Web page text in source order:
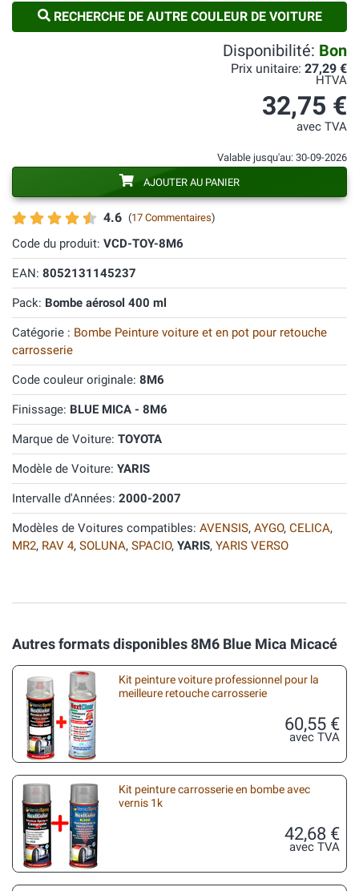
RECHERCHE DE AUTRE COULEUR DE VOITURE
4.6 (17 Commentaires)
Code du produit: VCD-TOY-8M6
EAN: 8052131145237
Pack: Bombe aérosol 400 ml
Catégorie : Bombe Peinture voiture et en pot pour retouche
carrosserie
Code couleur originale: 8M6
Finissage: BLUE MICA - 8M6
Marque de Voiture: TOYOTA
Modèle de Voiture: YARIS
Intervalle d'Années: 2000-2007
Modèles de Voitures compatibles: AVENSIS, AYGO, CELICA,
MR2, RAV 4, SOLUNA, SPACIO, YARIS, YARIS VERSO
Disponibilité: Bon
Prix unitaire: 27,29 €
HTVA
32,75 €
avec TVA
Valable jusqu'au: 30-09-2026
AJOUTER AU PANIER
Autres formats disponibles 8M6 Blue Mica Micacé
Kit peinture voiture professionnel pour la
meilleure retouche carrosserie
60,55 €
avec TVA
Kit peinture carrosserie en bombe avec
vernis 1k
42,68 €
avec TVA